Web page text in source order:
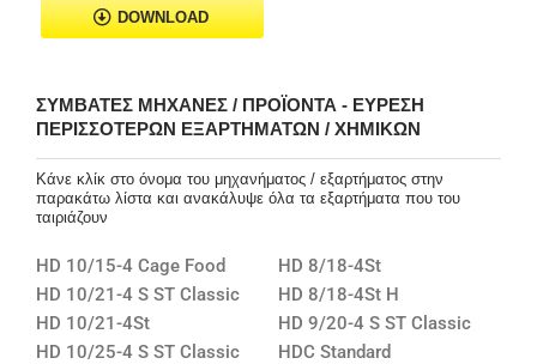
DOWNLOAD
ΣΥΜΒΑΤΈΣ ΜΗΧΑΝΈΣ / ΠΡΟΪΌΝΤΑ - ΕΎΡΕΣΗ
ΠΕΡΙΣΣΌΤΕΡΩΝ ΕΞΑΡΤΗΜΆΤΩΝ / ΧΗΜΙΚΏΝ
Κάνε κλίκ στο όνομα του μηχανήματος / εξαρτήματος στην
παρακάτω λίστα και ανακάλυψε όλα τα εξαρτήματα που του
ταιριάζουν
HD 10/15-4 Cage Food
HD 10/21-4 S ST Classic
HD 10/21-4St
HD 10/25-4 S ST Classic
HD 8/18-4St
HD 8/18-4St H
HD 9/20-4 S ST Classic
HDC Standard